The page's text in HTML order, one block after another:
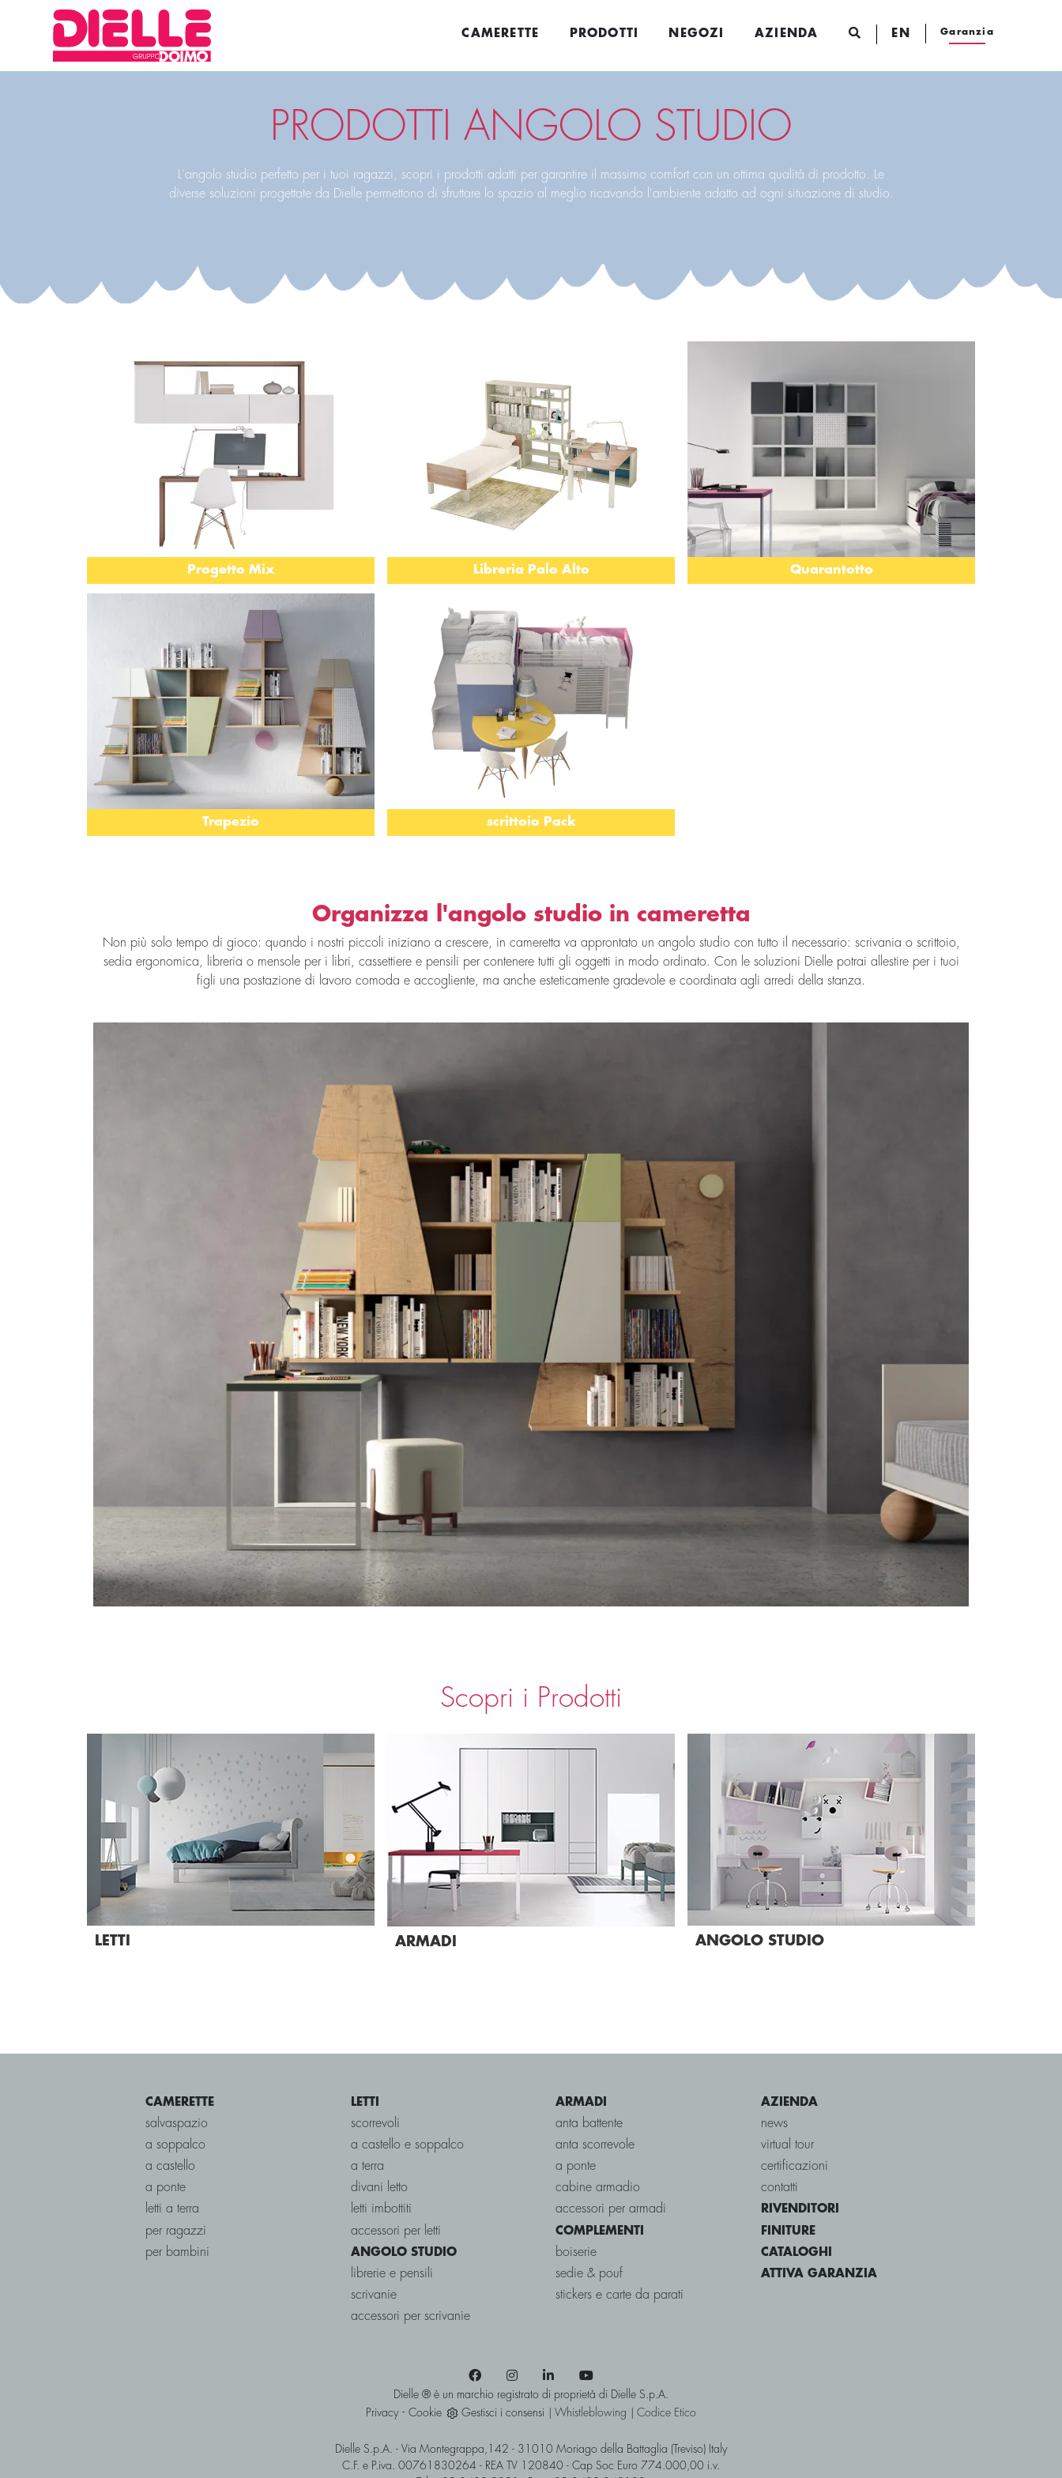
CAMERETTE PRODOTTI NEGOZI AZIENDA EN Garanzia
PRODOTTI ANGOLO STUDIO
L'angolo studio perfetto per i tuoi ragazzi, scopri i prodotti adatti per garantire il massimo comfort con un ottima qualità di prodotto. Le
diverse soluzioni progettate da Dielle permettono di sfruttare lo spazio al meglio ricavando l'ambiente adatto ad ogni situazione di studio.
Organizza l'angolo studio in cameretta
Non più solo tempo di gioco: quando i nostri piccoli iniziano a crescere, in cameretta va approntato un angolo studio con tutto il necessario: scrivania o scrittoio,
sedia ergonomica, libreria o mensole per i libri, cassettiere e pensili per contenere tutti gli oggetti in modo ordinato. Con le soluzioni Dielle potrai allestire per i tuoi
figli una postazione di lavoro comoda e accogliente, ma anche esteticamente gradevole e coordinata agli arredi della stanza.
Scopri i Prodotti
LETTI ARMADI ANGOLO STUDIO
Progetto Mix Libreria Palo Alto Quarantotto
Trapezio scrittoio Pack
CAMERETTE
salvaspazio
a soppalco
a castello
a ponte
letti a terra
per ragazzi
per bambini
LETTI
scorrevoli
a castello e soppalco
a terra
divani letto
letti imbottiti
accessori per letti
ANGOLO STUDIO
librerie e pensili
scrivanie
accessori per scrivanie
ARMADI
anta battente
anta scorrevole
a ponte
cabine armadio
accessori per armadi
COMPLEMENTI
boiserie
sedie & pouf
stickers e carte da parati
AZIENDA
news
virtual tour
certificazioni
contatti
RIVENDITORI
FINITURE
CATALOGHI
ATTIVA GARANZIA
Dielle ® è un marchio registrato di proprietà di Dielle S.p.A.
Privacy- Cookie Gestisci i consensi Whistleblowing Codice Etico
Dielle S.p.A. - Via Montegrappa,142 - 31010 Moriago della Battaglia (Treviso) Italy
C.F. e P.iva. 00761830264 - REA TV 120840 - Cap Soc Euro 774.000,00 i.v.